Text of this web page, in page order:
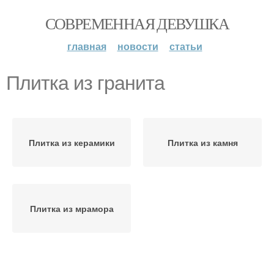
СОВРЕМЕННАЯ ДЕВУШКА
главная новости статьи
Плитка из гранита
Плитка из керамики Плитка из камня
Плитка из мрамора